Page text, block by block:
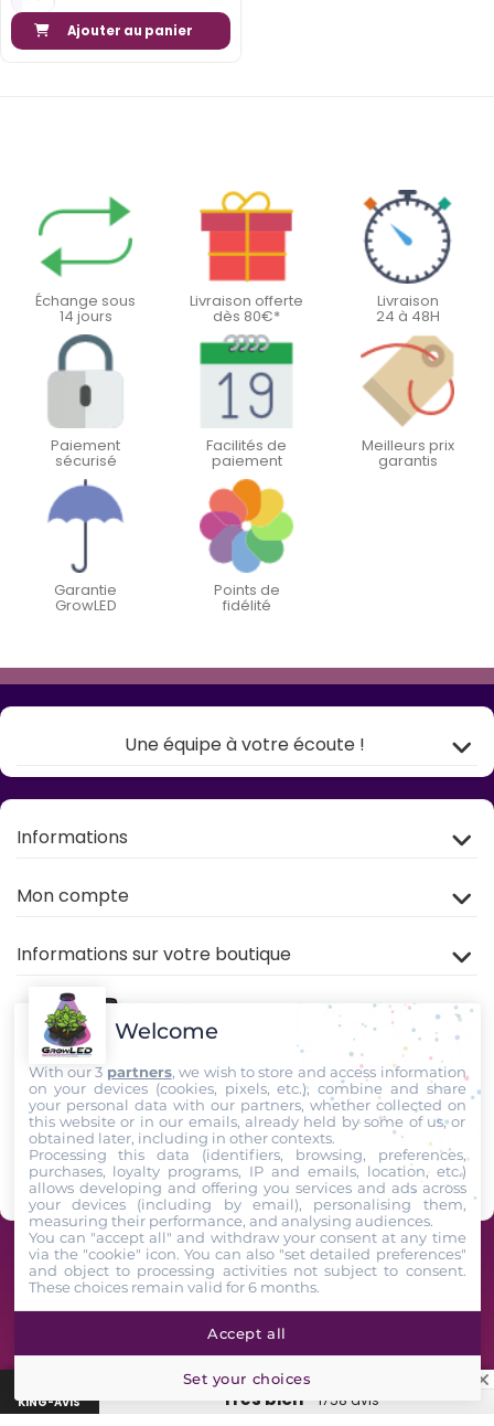
Ajouter au panier
Échange sous
14 jours
Livraison offerte
dès 80€*
Livraison
24 à 48H
Paiement
sécurisé
Facilités de
paiement
Meilleurs prix
garantis
Garantie
GrowLED
Points de
fidélité
Une équipe à votre écoute !
Informations
Mon compte
Informations sur votre boutique
Rejoignez nous surTIKTOK,Youtube etFacebook!
Suivez-Nous
GrowLED - Équipe de passionnés horticoles à votre service depuis 2009 -
2026. All Rights Reserved
Avis clients GrowLED : 4,7/5 sur 1743 avis vérifiés King-Avis
KING-AVIS “Très bien” 1758 avis
Welcome
With our 3 partners, we wish to store and access information
on your devices (cookies, pixels, etc.), combine and share
your personal data with our partners, whether collected on
this website or in our emails, already held by some of us, or
obtained later, including in other contexts.
Processing this data (identifiers, browsing, preferences,
purchases, loyalty programs, IP and emails, location, etc.)
allows developing and offering you services and ads across
your devices (including by email), personalising them,
measuring their performance, and analysing audiences.
You can "accept all" and withdraw your consent at any time
via the "cookie" icon. You can also "set detailed preferences"
and object to processing activities not subject to consent.
These choices remain valid for 6 months.
Set your choices
Accept all